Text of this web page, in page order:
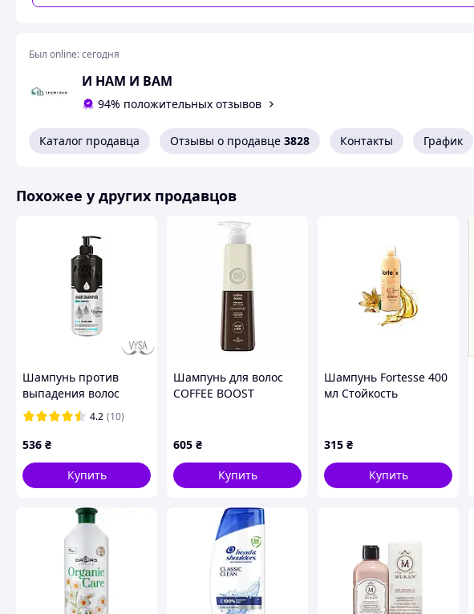
Похожие товары по характеристикам
Был online:сегодня
И НАМ И ВАМ
94% положительных отзывов
Каталог продавца Отзывы о продавце 3828 Контакты График
Похожее у других продавцов
Шампунь против
выпадения волос
Nishman Hair Shampoo
ANTI-HAIRLOSS 400 мл
4.2 (10)
536 ₴
Купить
Шампунь для волос
COFFEE BOOST
605 ₴
Купить
Шампунь Fortesse 400
мл Стойкость
315 ₴
Купить